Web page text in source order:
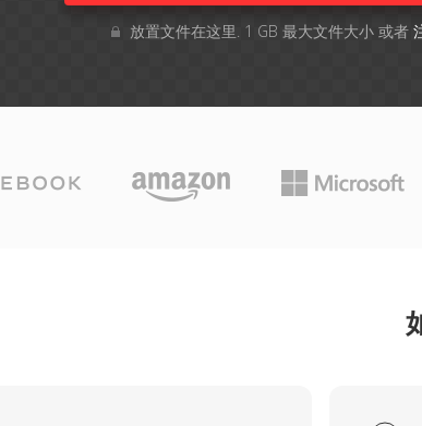
放置文件在这里. 1 GB 最大文件大小 或者